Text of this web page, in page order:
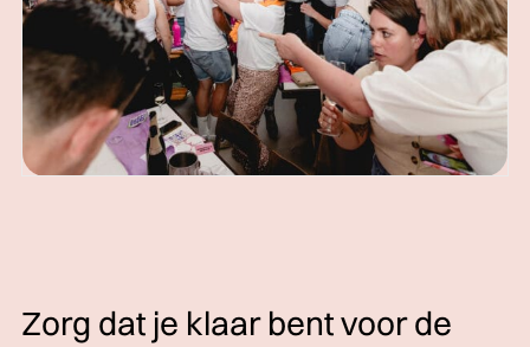
Zorg dat je klaar bent voor de